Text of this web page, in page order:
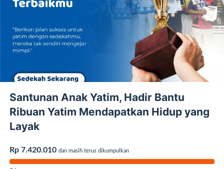
Santunan Anak Yatim, Hadir Bantu
Ribuan Yatim Mendapatkan Hidup yang
Layak
Rp 7.420.010 dan masih terus dikumpulkan